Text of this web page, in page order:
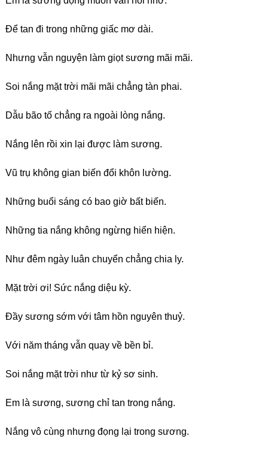
Để tan đi trong những giấc mơ dài.
Nhưng vẫn nguyện làm giọt sương mãi mãi.
Soi nắng mặt trời mãi mãi chẳng tàn phai.
Dẫu bão tố chẳng ra ngoài lòng nắng.
Nắng lên rồi xin lại được làm sương.
Vũ trụ không gian biến đổi khôn lường.
Những buổi sáng có bao giờ bất biến.
Những tia nắng không ngừng hiển hiện.
Như đêm ngày luân chuyển chẳng chia ly.
Mặt trời ơi! Sức nắng diệu kỳ.
Đầy sương sớm với tâm hồn nguyên thuỷ.
Với năm tháng vẫn quay về bền bỉ.
Soi nắng mặt trời như từ kỷ sơ sinh.
Em là sương, sương chỉ tan trong nắng.
Nắng vô cùng nhưng đọng lại trong sương.